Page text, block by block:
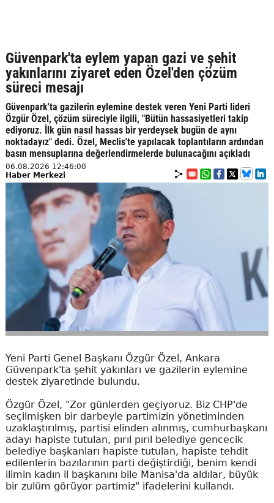
Güvenpark'ta eylem yapan gazi ve şehit
yakınlarını ziyaret eden Özel'den çözüm
süreci mesajı
Güvenpark'ta gazilerin eylemine destek veren Yeni Parti lideri
Özgür Özel, çözüm süreciyle ilgili, "Bütün hassasiyetleri takip
ediyoruz. İlk gün nasıl hassas bir yerdeysek bugün de aynı
noktadayız" dedi. Özel, Meclis'te yapılacak toplantıların ardından
basın mensuplarına değerlendirmelerde bulunacağını açıkladı
06.08.2026 12:46:00
Haber Merkezi
Yeni Parti Genel Başkanı Özgür Özel, Ankara
Güvenpark'ta şehit yakınları ve gazilerin eylemine
destek ziyaretinde bulundu.
Özgür Özel, "Zor günlerden geçiyoruz. Biz CHP'de
seçilmişken bir darbeyle partimizin yönetiminden
uzaklaştırılmış, partisi elinden alınmış, cumhurbaşkanı
adayı hapiste tutulan, pırıl pırıl belediye gencecik
belediye başkanları hapiste tutulan, hapiste tehdit
edilenlerin bazılarının parti değiştirdiği, benim kendi
ilimin kadın il başkanını bile Manisa'da aldılar, büyük
bir zulüm görüyor partimiz" ifadelerini kullandı.